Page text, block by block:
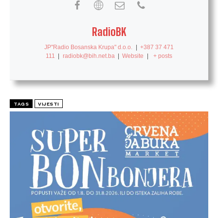
RadioBK
JP"Radio Bosanska Krupa" d.o.o. | +387 37 471
111
| radiobk@bih.net.ba | Website | + posts
TAGS VIJESTI